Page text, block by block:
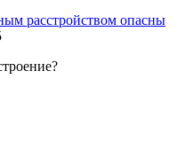
расстройством опасны